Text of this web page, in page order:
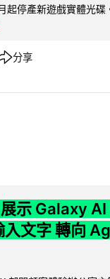
起停產新遊戲實體光碟
分享
示 Galaxy AI
文字 轉向